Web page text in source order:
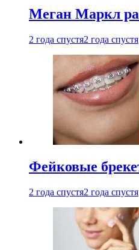
Меган Маркл
2 года спустя2 года спустя
Фейковые
2 года спустя2 года спустя